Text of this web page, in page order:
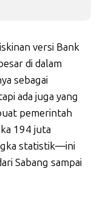
versi Bank
di dalam
sebagai
ada juga yang
pemerintah
194 juta
statistik—ini
Sabang sampai